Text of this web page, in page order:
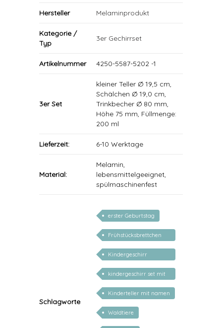
Hersteller Melaminprodukt
Kategorie /
Typ
3er Gechirrset
Artikelnummer 4250-5587-5202 -1
3er Set
kleiner Teller Ø 19,5 cm,
Schälchen Ø 19,0 cm,
Trinkbecher Ø 80 mm,
Höhe 75 mm, Füllmenge:
200 ml
Lieferzeit: 6-10 Werktage
Material:
Melamin,
lebensmittelgeeignet,
spülmaschinenfest
Schlagworte
erster Geburtstag
Frühstücksbrettchen
personalisiert
Kindergeschirr
personalisiert
kindergeschirr set mit
gravur
Kinderteller mit namen
Waldtiere